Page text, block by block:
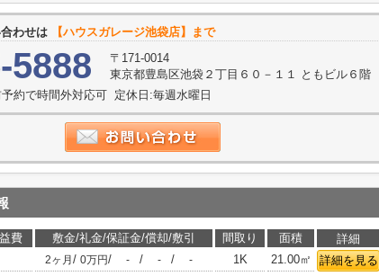
わせは 【ハウスガレージ池袋店】まで
〒171-0014
東京都豊島区池袋２丁目６０－１１ ともビル６階
約で時間外対応可 定休日:毎週水曜日
費 敷金/礼金/保証金/償却/敷引 間取り 面積 詳細
2ヶ月 / 0万円/ - / - / - 1K 21.00㎡ 詳細を見る